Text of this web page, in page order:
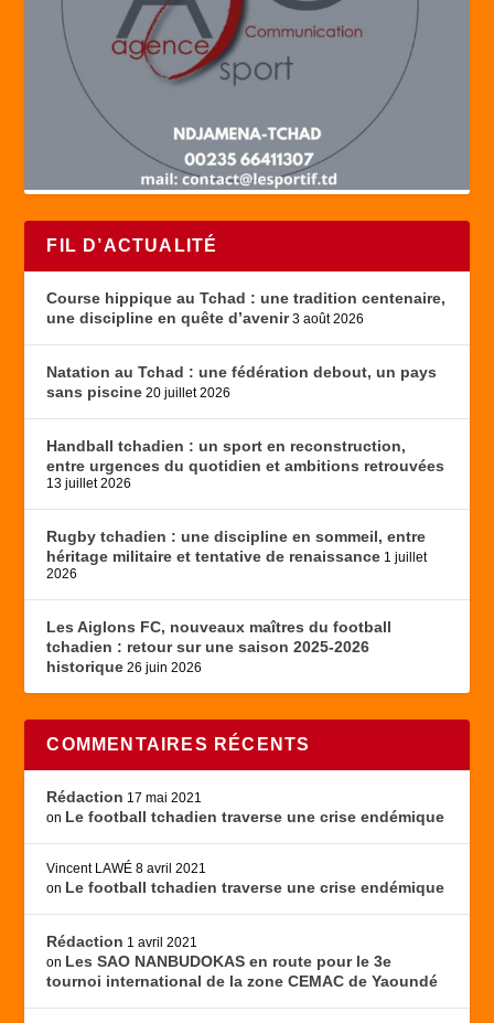
FIL D’ACTUALITÉ
Course hippique au Tchad : une tradition centenaire,
une discipline en quête d’avenir 3 août 2026
Natation au Tchad : une fédération debout, un pays
sans piscine 20 juillet 2026
Handball tchadien : un sport en reconstruction,
entre urgences du quotidien et ambitions retrouvées
13 juillet 2026
Rugby tchadien : une discipline en sommeil, entre
héritage militaire et tentative de renaissance 1 juillet
2026
Les Aiglons FC, nouveaux maîtres du football
tchadien : retour sur une saison 2025-2026
historique 26 juin 2026
COMMENTAIRES RÉCENTS
Rédaction 17 mai 2021
on Le football tchadien traverse une crise endémique
Vincent LAWÉ 8 avril 2021
on Le football tchadien traverse une crise endémique
Rédaction 1 avril 2021
on Les SAO NANBUDOKAS en route pour le 3e
tournoi international de la zone CEMAC de Yaoundé